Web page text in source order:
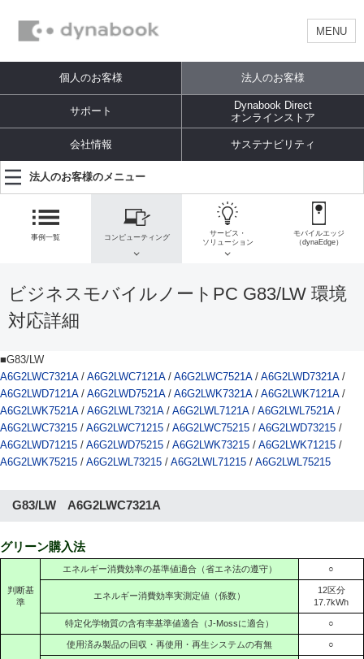
MENU
個人のお客様 法人のお客様
サポート
Dynabook Direct
オンラインストア
会社情報 サステナビリティ
法人のお客様のメニュー
事例一覧 コンピューティング
サービス・
ソリューション
モバイルエッジ
（dynaEdge）
ビジネスモバイルノートPC G83/LW 環境
対応詳細
■G83/LW
A6G2LWC7321A/ A6G2LWC7121A/ A6G2LWC7521A/ A6G2LWD7321A/
A6G2LWD7121A/ A6G2LWD7521A/ A6G2LWK7321A/ A6G2LWK7121A/
A6G2LWK7521A/ A6G2LWL7321A/ A6G2LWL7121A/ A6G2LWL7521A/
A6G2LWC73215 / A6G2LWC71215 / A6G2LWC75215 / A6G2LWD73215 /
A6G2LWD71215 / A6G2LWD75215 / A6G2LWK73215 / A6G2LWK71215 /
A6G2LWK75215 / A6G2LWL73215 / A6G2LWL71215 / A6G2LWL75215
G83/LW A6G2LWC7321A
グリーン購入法
判断基
準
エネルギー消費効率の基準値適合（省エネ法の遵守） ○
エネルギー消費効率実測定値（係数）
12区分
17.7kWh
特定化学物質の含有率基準値適合（J-Mossに適合） ○
使用済み製品の回収・再使用・再生システムの有無 ○